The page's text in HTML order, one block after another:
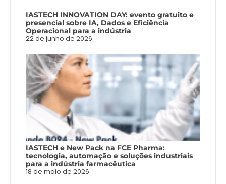
IASTECH INNOVATION DAY: evento gratuito e
presencial sobre IA, Dados e Eficiência
Operacional para a indústria
22 de junho de 2026
IASTECH e New Pack na FCE Pharma:
tecnologia, automação e soluções industriais
para a indústria farmacêutica
18 de maio de 2026